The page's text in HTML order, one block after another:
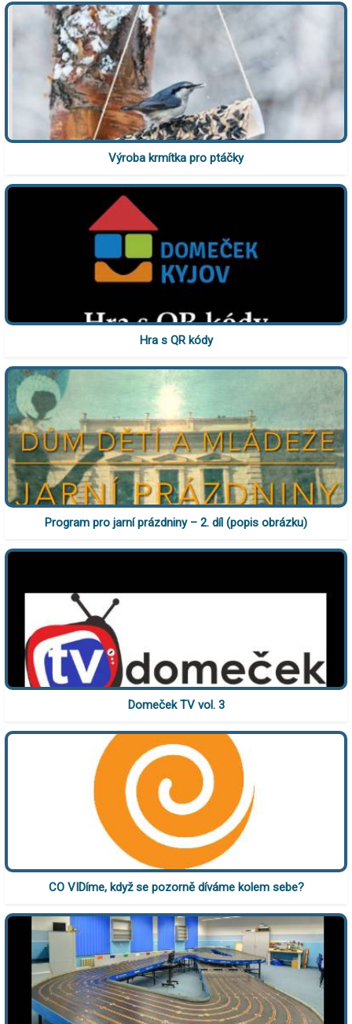
Výroba krmítka pro ptáčky
Hra s QR kódy
Program pro jarní prázdniny – 2. díl (popis obrázku)
Domeček TV vol. 3
CO VIDíme, když se pozorně díváme kolem sebe?